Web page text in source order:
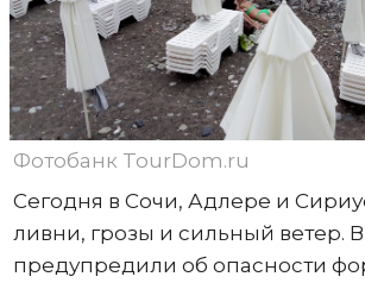
Фотобанк TourDom.ru
Сегодня в Сочи, Адлере и
ливни, грозы и сильный ветер.
предупредили об опасности